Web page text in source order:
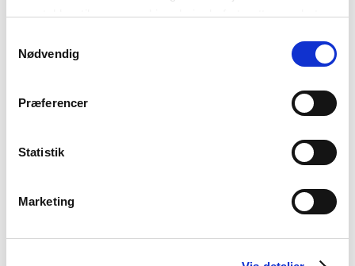
samtykker til vores cookies, hvis du fortsætter med at
Nødvendig
Præferencer
Statistik
Marketing
studiebesøgspladser her.
INDHOLD